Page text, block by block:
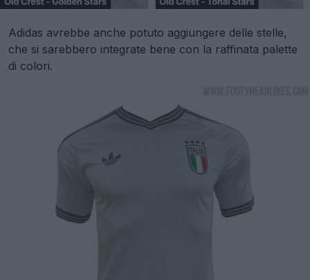
Adidas avrebbe anche potuto aggiungere delle stelle,
che si sarebbero integrate bene con la raffinata palette
di colori.